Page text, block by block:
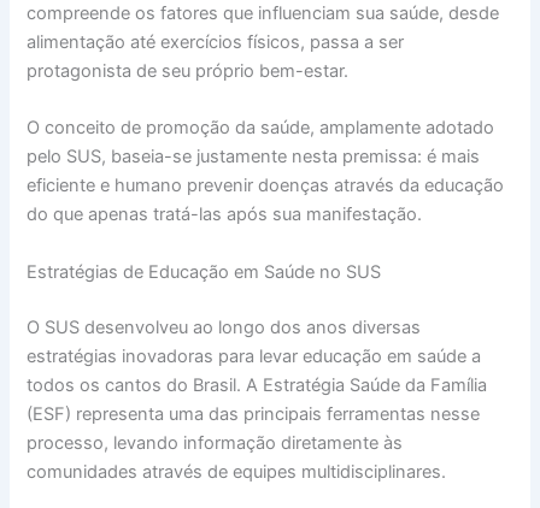
compreende os fatores que influenciam sua saúde, desde
alimentação até exercícios físicos, passa a ser
protagonista de seu próprio bem-estar.
O conceito de promoção da saúde, amplamente adotado
pelo SUS, baseia-se justamente nesta premissa: é mais
eficiente e humano prevenir doenças através da educação
do que apenas tratá-las após sua manifestação.
Estratégias de Educação em Saúde no SUS
O SUS desenvolveu ao longo dos anos diversas
estratégias inovadoras para levar educação em saúde a
todos os cantos do Brasil. A Estratégia Saúde da Família
(ESF) representa uma das principais ferramentas nesse
processo, levando informação diretamente às
comunidades através de equipes multidisciplinares.